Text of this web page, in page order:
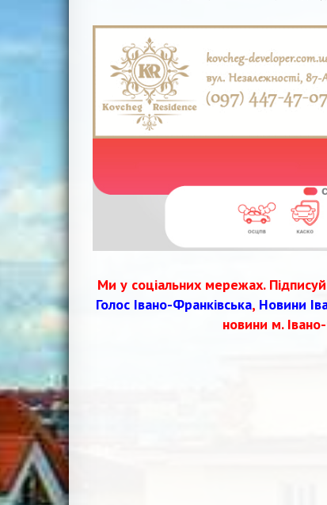
записів
Ми у соціальних мережах.
Голос Івано-Франківська, Новини
новини м.